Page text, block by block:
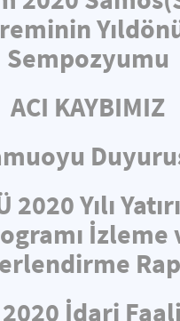
Sempozyumu
ACI KAYBIMIZ
2020 Yılı
İzleme
2020 İdari